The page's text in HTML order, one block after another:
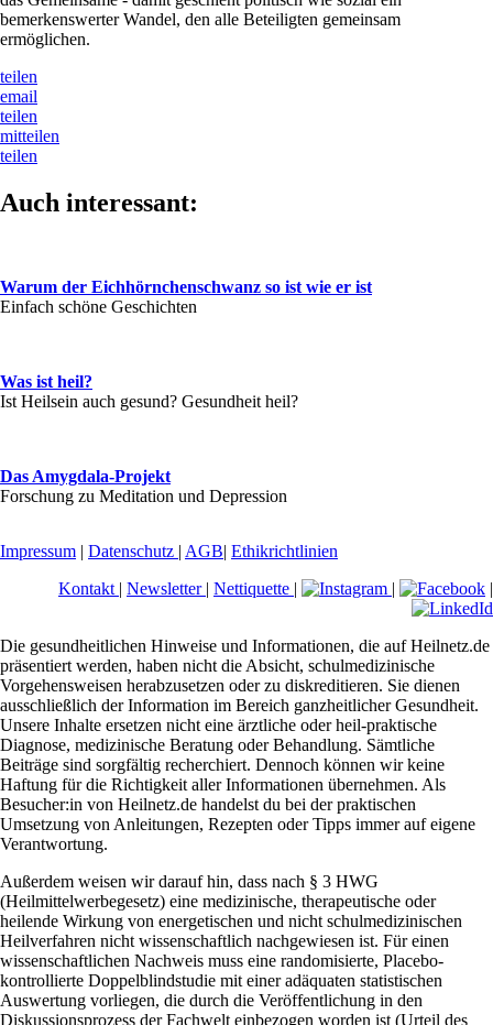
bemerkenswerter Wandel, den alle Beteiligten gemeinsam
ermöglichen.
teilen
email
teilen
mitteilen
teilen
Auch interessant:
Warum der Eichhörnchenschwanz so ist wie er ist
Einfach schöne Geschichten
Was ist heil?
Ist Heilsein auch gesund? Gesundheit heil?
Das Amygdala-Projekt
Forschung zu Meditation und Depression
Impressum | Datenschutz | AGB| Ethikrichtlinien
Kontakt | Newsletter | Nettiquette | | |
Die gesundheitlichen Hinweise und Informationen, die auf Heilnetz.de
präsentiert werden, haben nicht die Absicht, schulmedizinische
Vorgehensweisen herabzusetzen oder zu diskreditieren. Sie dienen
ausschließlich der Information im Bereich ganzheitlicher Gesundheit.
Unsere Inhalte ersetzen nicht eine ärztliche oder heil-praktische
Diagnose, medizinische Beratung oder Behandlung. Sämtliche
Beiträge sind sorgfältig recherchiert. Dennoch können wir keine
Haftung für die Richtigkeit aller Informationen übernehmen. Als
Besucher:in von Heilnetz.de handelst du bei der praktischen
Umsetzung von Anleitungen, Rezepten oder Tipps immer auf eigene
Verantwortung.
Außerdem weisen wir darauf hin, dass nach § 3 HWG
(Heilmittelwerbegesetz) eine medizinische, therapeutische oder
heilende Wirkung von energetischen und nicht schulmedizinischen
Heilverfahren nicht wissenschaftlich nachgewiesen ist. Für einen
wissenschaftlichen Nachweis muss eine randomisierte, Placebo-
kontrollierte Doppelblindstudie mit einer adäquaten statistischen
Auswertung vorliegen, die durch die Veröffentlichung in den
Diskussionsprozess der Fachwelt einbezogen worden ist (Urteil des